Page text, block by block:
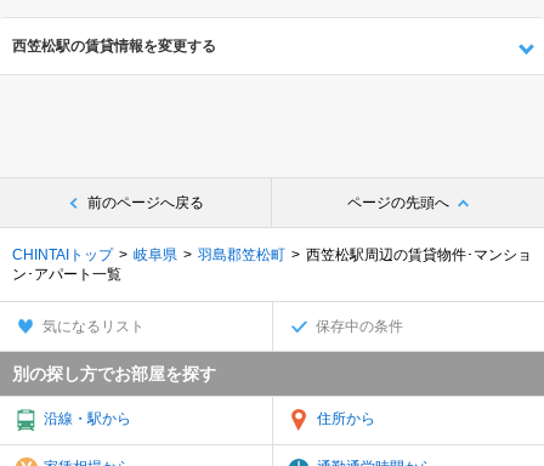
西笠松駅の賃貸情報を変更する
前のページへ戻る ページの先頭へ
CHINTAIトップ 岐阜県 羽島郡笠松町
西笠松駅周辺の賃貸物件･マンショ
ン･アパート一覧
気になるリスト 保存中の条件
別の探し方でお部屋を探す
沿線・駅から 住所から